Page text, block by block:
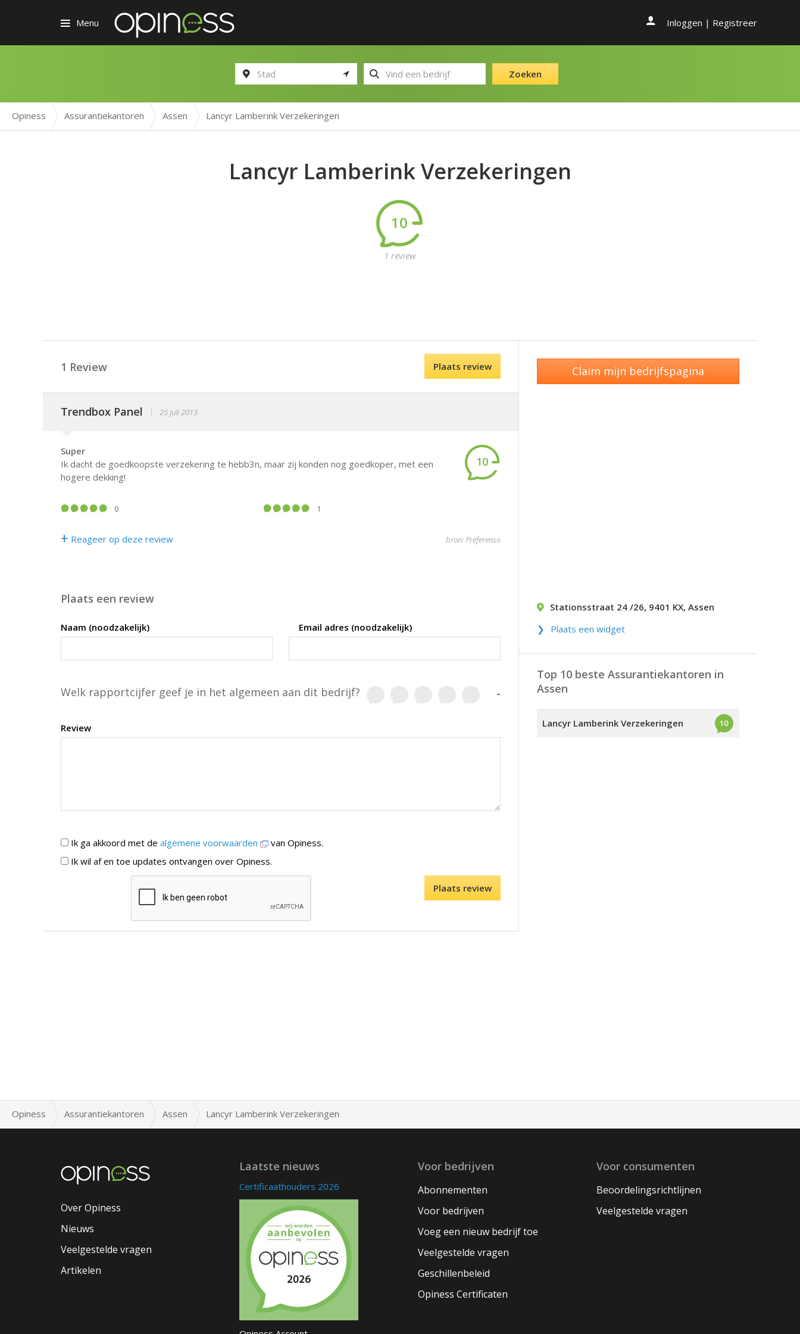
Menu Inloggen | Registreer
Zoeken
Opiness Assurantiekantoren Assen Lancyr Lamberink Verzekeringen
Lancyr Lamberink Verzekeringen
10
1 review
1 Review Plaats review
Trendbox Panel | 25 juli 2013
Super
Ik dacht de goedkoopste verzekering te hebb3n, maar zij konden nog goedkoper, met een
hogere dekking!
10
0 1
+ Reageer op deze review bron: Preferenso
Plaats een review
Naam (noodzakelijk) Email adres (noodzakelijk)
Welk rapportcijfer geef je in het algemeen aan dit bedrijf? -
Review
Ik ga akkoord met de algemene voorwaarden
van Opiness.
Ik wil af en toe updates ontvangen over Opiness.
Claim mijn bedrijfspagina
Stationsstraat 24 /26, 9401 KX, Assen
Plaats een widget
Top 10 beste Assurantiekantoren in
Assen
Lancyr Lamberink Verzekeringen 10
Opiness Assurantiekantoren Assen Lancyr Lamberink Verzekeringen
Over Opiness
Nieuws
Veelgestelde vragen
Artikelen
Laatste nieuws
Certificaathouders 2026
Voor bedrijven
Abonnementen
Voor bedrijven
Voeg een nieuw bedrijf toe
Veelgestelde vragen
Geschillenbeleid
Opiness Certificaten
Voor consumenten
Beoordelingsrichtlijnen
Veelgestelde vragen